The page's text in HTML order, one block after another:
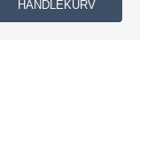
HANDLEKURV